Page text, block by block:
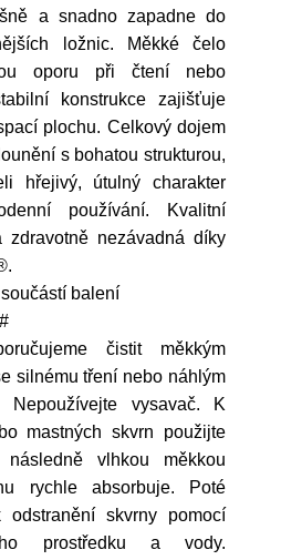
a snadno zapadne do
ložnic. Měkké čelo
oporu při čtení nebo
konstrukce zajišťuje
plochu. Celkový dojem
s bohatou strukturou,
hřejivý, útulný charakter
používání. Kvalitní
nezávadná díky
balení
čistit měkkým
silnému tření nebo náhlým
Nepoužívejte vysavač. K
mastných skvrn použijte
vlhkou měkkou
rychle absorbuje. Poté
odstranění skvrny pomocí
prostředku a vody.